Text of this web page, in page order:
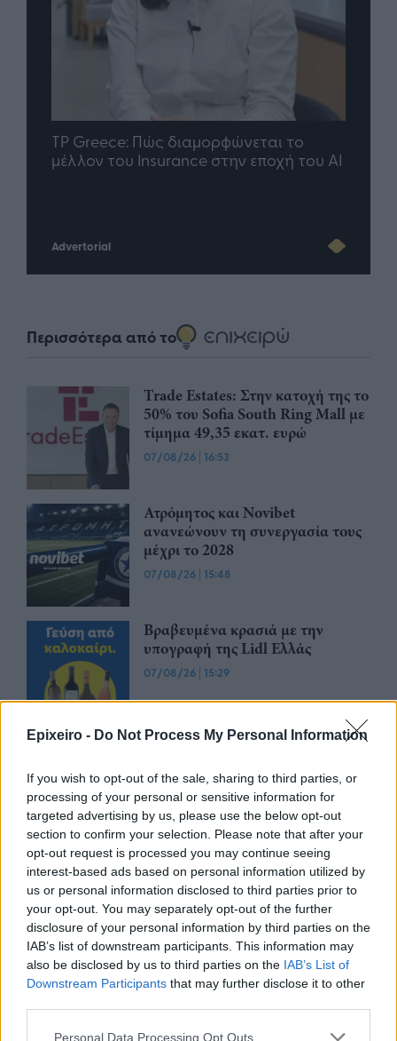
Epixeiro - Do Not Process My Personal Information
If you wish to opt-out of the sale, sharing to third parties, or
processing of your personal or sensitive information for
targeted advertising by us, please use the below opt-out
section to confirm your selection. Please note that after your
opt-out request is processed you may continue seeing
interest-based ads based on personal information utilized by
us or personal information disclosed to third parties prior to
your opt-out. You may separately opt-out of the further
disclosure of your personal information by third parties on the
IAB’s list of downstream participants. This information may
also be disclosed by us to third parties on the IAB’s List of
Downstream Participants that may further disclose it to other
Personal Data Processing Opt Outs
TP Greece: Πώς διαμορφώνεται το
μέλλον του Insurance στην εποχή του AI
Advertorial
Περισσότερα από το
Trade Estates: Στην κατοχή της το
50% του Sofia South Ring Mall με
τίμημα 49,35 εκατ. ευρώ
07/08/26 | 16:53
Ατρόμητος και Novibet
ανανεώνουν τη συνεργασία τους
μέχρι το 2028
07/08/26 | 15:48
Βραβευμένα κρασιά με την
υπογραφή της Lidl Ελλάς
07/08/26 | 15:29
CSG: Διψήφια αύξηση εσόδων
συμβάσεων το πρώτο εξάμηνο
του 2026
07/08/26 12:09
Apollo Global Management:
Εξαγοράζει την EasyJet έναντι 7,7
δισ. δολαρίων - Η δήλωση του Sir
Στέλιου Χατζηιωάννου
06/08/26|18:31
Σαμοθράκη: Σε λειτουργία η